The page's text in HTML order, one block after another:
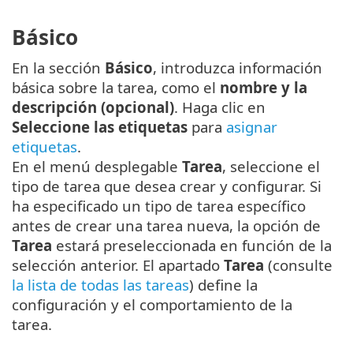
Básico
En la sección Básico, introduzca información
básica sobre la tarea, como el nombre y la
descripción (opcional). Haga clic en
Seleccione las etiquetas para asignar
etiquetas.
En el menú desplegable Tarea, seleccione el
tipo de tarea que desea crear y configurar. Si
ha especificado un tipo de tarea específico
antes de crear una tarea nueva, la opción de
Tarea estará preseleccionada en función de la
selección anterior. El apartado Tarea (consulte
la lista de todas las tareas) define la
configuración y el comportamiento de la
tarea.